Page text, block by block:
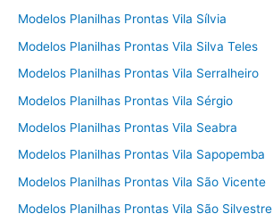
Modelos Planilhas Prontas Vila Sílvia
Modelos Planilhas Prontas Vila Silva Teles
Modelos Planilhas Prontas Vila Serralheiro
Modelos Planilhas Prontas Vila Sérgio
Modelos Planilhas Prontas Vila Seabra
Modelos Planilhas Prontas Vila Sapopemba
Modelos Planilhas Prontas Vila São Vicente
Modelos Planilhas Prontas Vila São Silvestre